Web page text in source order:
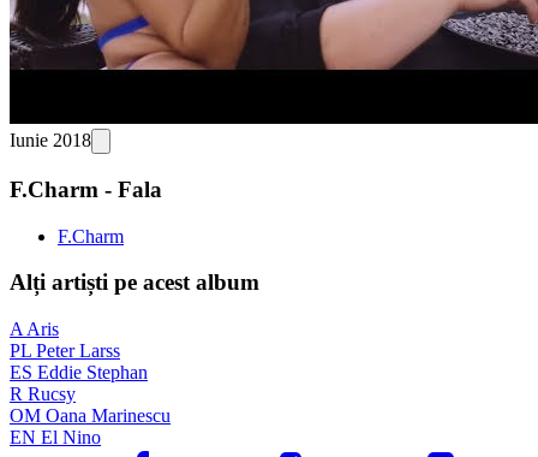
Iunie 2018
F.Charm - Fala
F.Charm
Alți artiști pe acest album
A Aris
PL Peter Larss
ES Eddie Stephan
R Rucsy
OM Oana Marinescu
EN El Nino